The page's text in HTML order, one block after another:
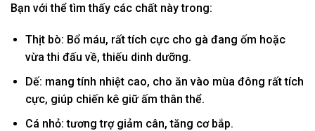
Bạn với thểtìm thấy các chất này trong:
Thịtbò: Bổ máu, rất tích cựccho gà đang ốm hoặc
vừa thi đấu về, thiếu dinh dưỡng.
Dế: mang tính nhiệt cao, cho ăn vào mùa đông rất tích
cực, giúp chiến kê giữ ấmthân thể.
Cá nhỏ:tương trợgiảm cân,tăng cơ bắp.